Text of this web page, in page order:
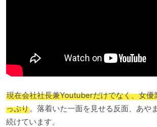
現在会社社長兼Youtuberだけでなく、女優
っぷり。落着いた一面を見せる反面、あや
続けています。